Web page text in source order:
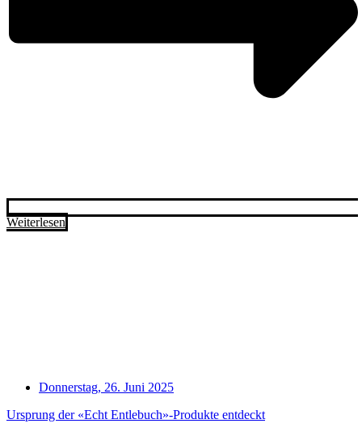
Weiterlesen
Donnerstag, 26. Juni 2025
Ursprung der «Echt Entlebuch»-Produkte entdeckt